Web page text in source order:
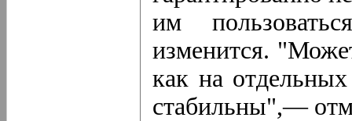
им
изменится.
как на
стабильны",—